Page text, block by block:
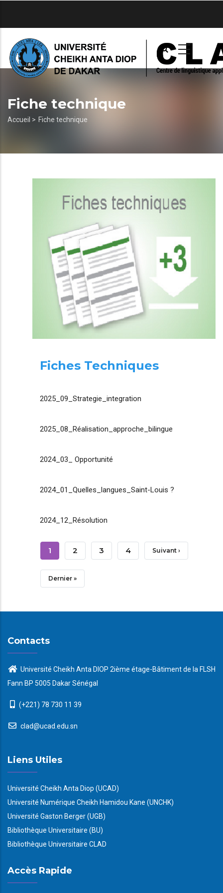
principal
Fiche technique
Fil
Accueil > Fiche technique
Fiches Techniques
2025_09_Strategie_integration
2025_08_Réalisation_approche_bilingue
2024_03_ Opportunité
2024_01_Quelles_langues_Saint-Louis ?
2024_12_Résolution
Pagination
Page
Courante
1 Page
2 Page
3 Page
4 Page
Suivant ›
Dernière
Dernier »
Contacts
Université Cheikh Anta DIOP 2ième étage-Bâtiment de la FLSH
Fann BP 5005 Dakar Sénégal
(+221) 78 730 11 39
clad@ucad.edu.sn
Liens Utiles
Université Cheikh Anta Diop (UCAD)
Université Numérique Cheikh Hamidou Kane (UNCHK)
Université Gaston Berger (UGB)
Bibliothèque Universitaire (BU)
Bibliothèque Universitaire CLAD
Accès Rapide